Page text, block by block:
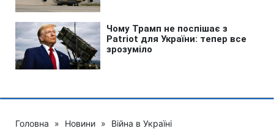
Головна » Новини » Війна в Україні